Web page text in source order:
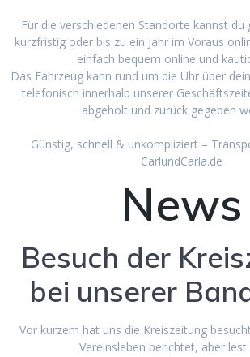
Für die verschiedenen Standorte kannst du
kurzfristig oder bis zu ein Jahr im Voraus
einfach bequem online und
Das Fahrzeug kann rund um die Uhr über
telefonisch innerhalb unserer
abgeholt und zurück gegeben
Günstig, schnell & unkompliziert –
CarlundCarla.de
News
Besuch der
bei unserer
Vor kurzem hat uns die Kreiszeitung
Vereinsleben berichtet, aber lest